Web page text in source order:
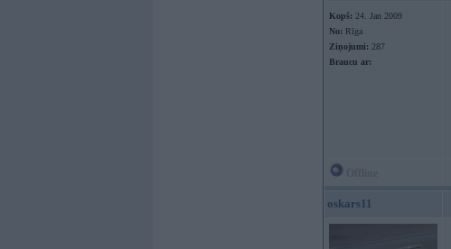
Kopš: 24. Jan 2009
No: Rīga
Ziņojumi: 287
Braucu ar:
oskars11